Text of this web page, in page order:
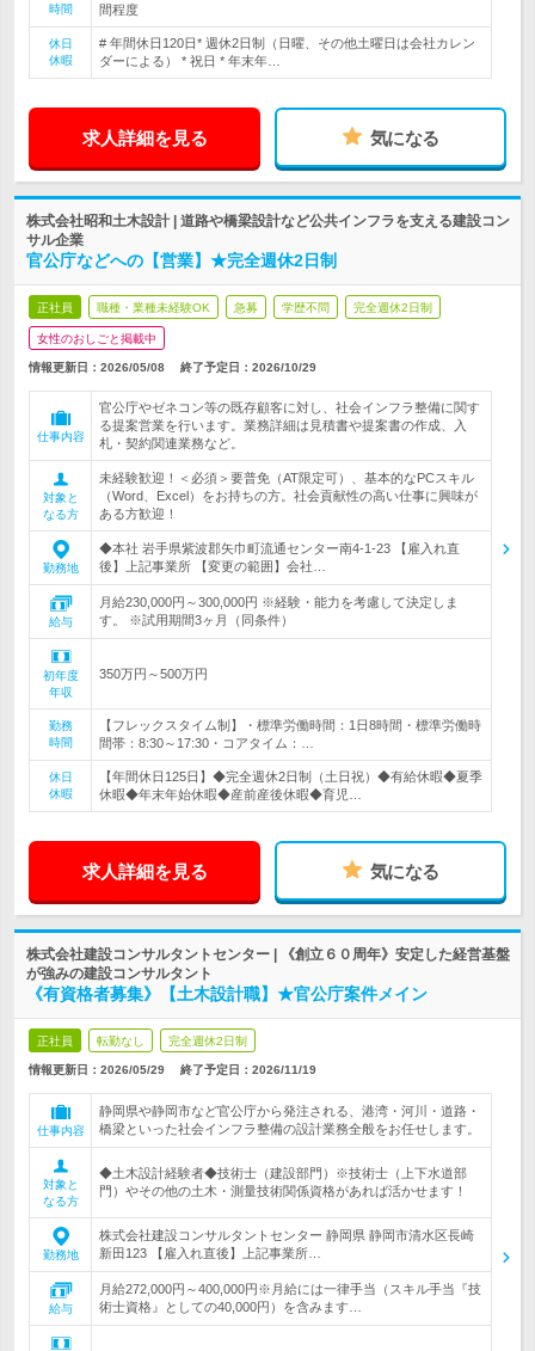
時間
間程度
休日
休暇
# 年間休日120日* 週休2日制（日曜、その他土曜日は会社カレン
ダーによる） * 祝日 * 年末年…
求人詳細を見る 気になる
株式会社昭和土木設計 | 道路や橋梁設計など公共インフラを支える建設コン
サル企業
官公庁などへの【営業】★完全週休2日制
正社員 職種・業種未経験OK 急募 学歴不問 完全週休2日制
女性のおしごと掲載中
情報更新日：2026/05/08 終了予定日： 2026/10/29
仕事内容
官公庁やゼネコン等の既存顧客に対し、社会インフラ整備に関す
る提案営業を行います。業務詳細は見積書や提案書の作成、入
札・契約関連業務など。
対象と
なる方
未経験歓迎！＜必須＞要普免（AT限定可）、基本的なPCスキル
（Word、Excel）をお持ちの方。社会貢献性の高い仕事に興味が
ある方歓迎！
勤務地
◆本社 岩手県紫波郡矢巾町流通センター南4-1-23 【雇入れ直
後】上記事業所 【変更の範囲】会社…
給与
月給230,000円～300,000円 ※経験・能力を考慮して決定しま
す。 ※試用期間3ヶ月（同条件）
初年度
年収
350万円～500万円
勤務
時間
【フレックスタイム制】・標準労働時間：1日8時間・標準労働時
間帯：8:30～17:30・コアタイム：…
休日
休暇
【年間休日125日】◆完全週休2日制（土日祝）◆有給休暇◆夏季
休暇◆年末年始休暇◆産前産後休暇◆育児…
求人詳細を見る 気になる
株式会社建設コンサルタントセンター | 《創立６０周年》安定した経営基盤
が強みの建設コンサルタント
《有資格者募集》【土木設計職】★官公庁案件メイン
正社員 転勤なし 完全週休2日制
情報更新日：2026/05/29 終了予定日： 2026/11/19
仕事内容
静岡県や静岡市など官公庁から発注される、港湾・河川・道路・
橋梁といった社会インフラ整備の設計業務全般をお任せします。
対象と
なる方
◆土木設計経験者◆技術士（建設部門）※技術士（上下水道部
門）やその他の土木・測量技術関係資格があれば活かせます！
勤務地
株式会社建設コンサルタントセンター 静岡県 静岡市清水区長崎
新田123 【雇入れ直後】上記事業所…
給与
月給272,000円～400,000円※月給には一律手当（スキル手当『技
術士資格』としての40,000円）を含みます…